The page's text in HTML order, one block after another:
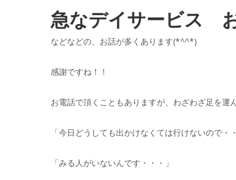
急なデイサービス
などなどの、お話が多くあります(*^^*)
感謝ですね！！
お電話で頂くこともありますが、わざわざ足を運
「今日どうしても出かけなくては行けないので・
「みる人がいないんです・・・」